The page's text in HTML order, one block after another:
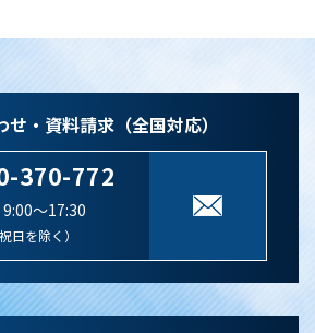
せ・資料請求（全国対応）
370-772
～17:30
日を除く）